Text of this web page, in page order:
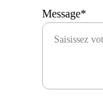
Message*